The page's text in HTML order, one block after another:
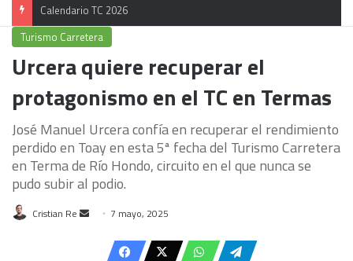
Calendario TC 2026
Turismo Carretera
Urcera quiere recuperar el
protagonismo en el TC en Termas
José Manuel Urcera confía en recuperar el rendimiento
perdido en Toay en esta 5ª fecha del Turismo Carretera
en Terma de Río Hondo, circuito en el que nunca se
pudo subir al podio.
Cristian Re
Send
email
7 mayo, 2025